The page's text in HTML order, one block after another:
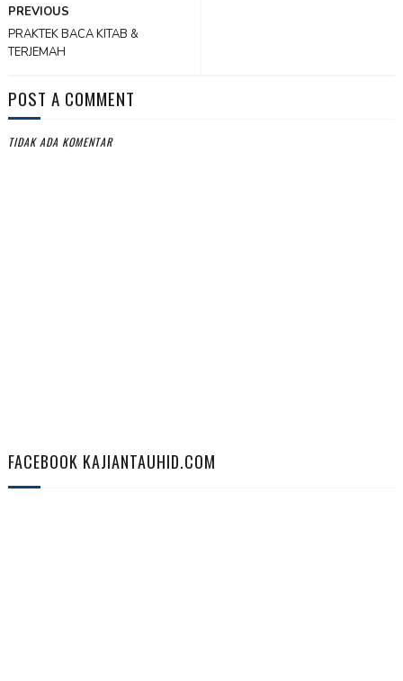
PREVIOUS
PRAKTEK BACA KITAB &
TERJEMAH
POST A COMMENT
TIDAK ADA KOMENTAR
FACEBOOK KAJIANTAUHID.COM